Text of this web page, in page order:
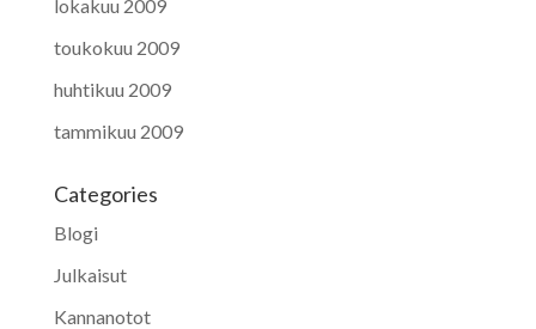
lokakuu 2009
toukokuu 2009
huhtikuu 2009
tammikuu 2009
Categories
Blogi
Julkaisut
Kannanotot